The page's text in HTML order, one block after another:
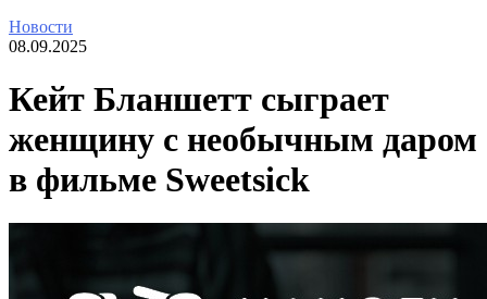
Новости
08.09.2025
Кейт Бланшетт сыграет
женщину с необычным даром
в фильме Sweetsick